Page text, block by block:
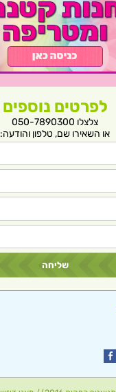
לפרטים נוספים
צלצלו 050-7890300
או השאירו שם, טלפון והודעה: